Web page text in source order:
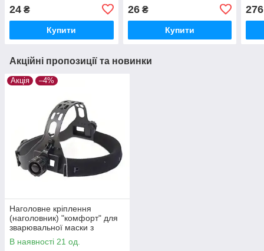
24 ₴
Купити
26₴
Купити
276
Акційні пропозиції та новинки
Акція –4%
Наголовне кріплення
(наголовник) "комфорт" для
зварювальної маски з
квадратними отворами
В наявності 21 од.